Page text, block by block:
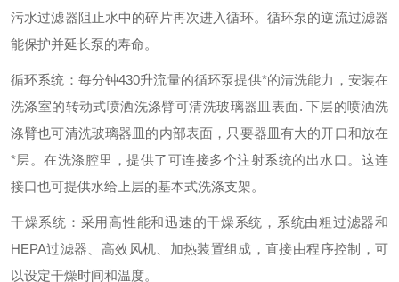
污水过滤器阻止水中的碎片再次进入循环。循环泵的逆流过滤器
能保护并延长泵的寿命。
循环系统：每分钟430升流量的循环泵提供*的清洗能力，安装在
洗涤室的转动式喷洒洗涤臂可清洗玻璃器皿表面. 下层的喷洒洗
涤臂也可清洗玻璃器皿的内部表面，只要器皿有大的开口和放在
*层。在洗涤腔里，提供了可连接多个注射系统的出水口。这连
接口也可提供水给上层的基本式洗涤支架。
干燥系统 ：采用高性能和迅速的干燥系统，系统由粗过滤器和
HEPA过滤器、高效风机、加热装置组成，直接由程序控制，可
以设定干燥时间和温度。